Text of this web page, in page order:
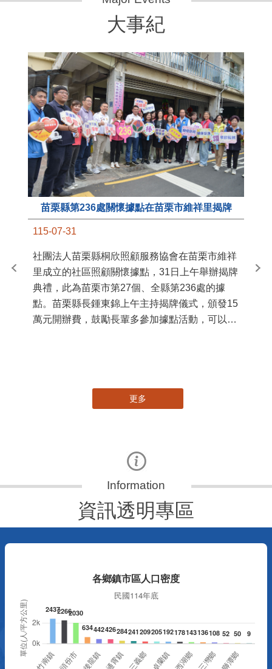
大事紀
苗栗縣第236處關懷據點在苗栗市維祥里揭牌
115-07-31
社團法人苗栗縣桐欣照顧服務協會在苗栗市維祥
里成立的社區照顧關懷據點，31日上午舉辦揭牌
典禮，此為苗栗市第27個、全縣第236處的據
點。苗栗縣長鍾東錦上午主持揭牌儀式，頒發15
萬元開辦費，鼓勵長輩多參加據點活動，可以更
苗
更多
資訊透明專區